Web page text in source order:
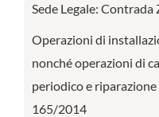
Sede Legale:
Operazioni di
nonché operazioni di
periodico e
165/2014